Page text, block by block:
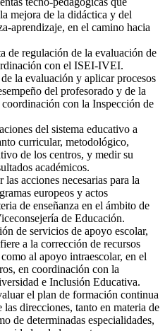
mejora de la didáctica y del
aprendizaje, en el camino hacia
de regulación de la evaluación de
con el ISEI-IVEI.
la evaluación y aplicar procesos
del profesorado y de la
con la Inspección de
del sistema educativo a
curricular, metodológico,
de los centros, y medir su
académicos.
acciones necesarias para la
europeos y actos
de enseñanza en el ámbito de
de Educación.
de servicios de apoyo escolar,
a la corrección de recursos
al apoyo intraescolar, en el
en coordinación con la
e Inclusión Educativa.
el plan de formación continua
direcciones, tanto en materia de
de determinadas especialidades,